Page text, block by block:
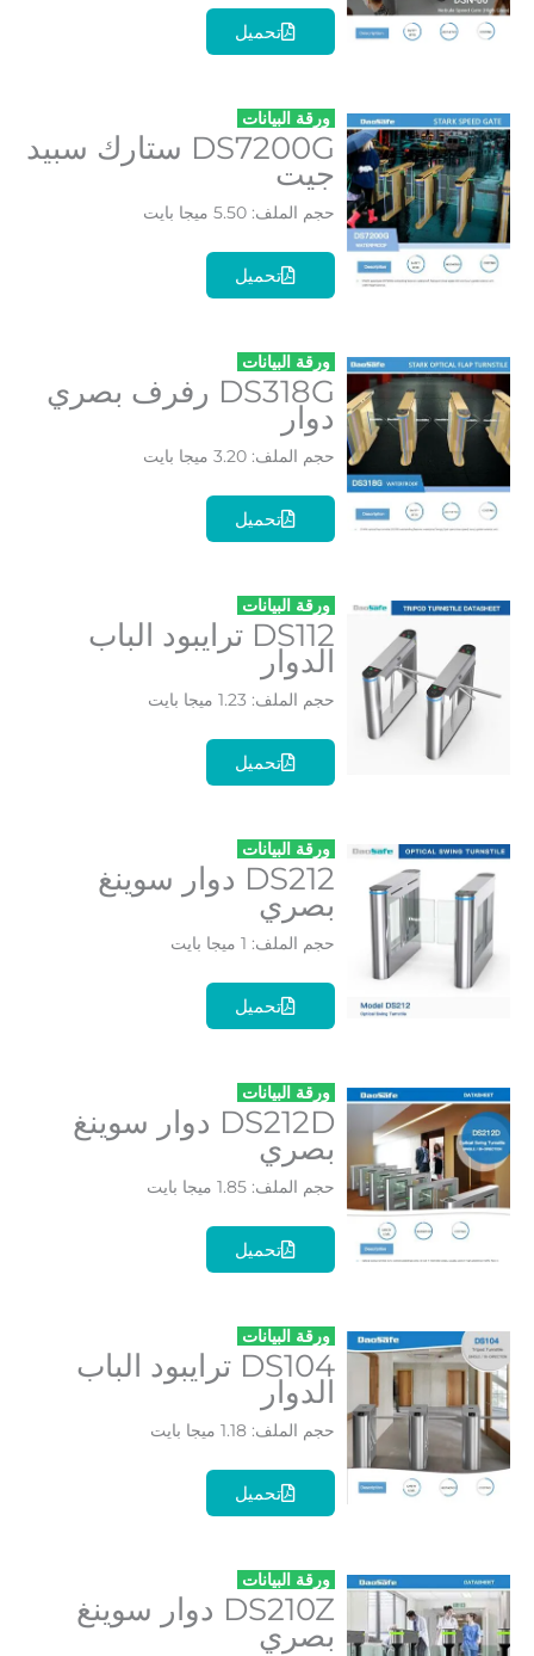
تحميل
ورقة البيانات
DS7200G ستارك سبيد
جيت
حجم الملف: 5.50 ميجا بايت
تحميل
ورقة البيانات
DS318G رفرف بصري
دوار
حجم الملف: 3.20 ميجا بايت
تحميل
ورقة البيانات
DS112 ترايبود الباب
الدوار
حجم الملف: 1.23 ميجا بايت
تحميل
ورقة البيانات
DS212 دوار سوينغ
بصري
حجم الملف: 1 ميجا بايت
تحميل
ورقة البيانات
DS212D دوار سوينغ
بصري
حجم الملف: 1.85 ميجا بايت
تحميل
ورقة البيانات
DS104 ترايبود الباب
الدوار
حجم الملف: 1.18 ميجا بايت
تحميل
ورقة البيانات
DS210Z دوار سوينغ
بصري